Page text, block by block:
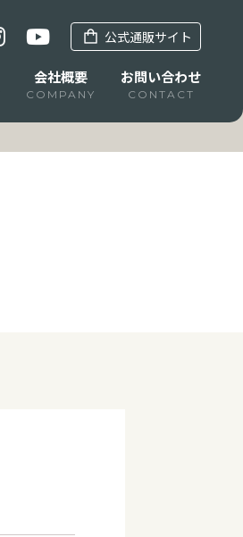
公式通販サイト
会社概要
COMPANY
お問い合わせ
CONTACT